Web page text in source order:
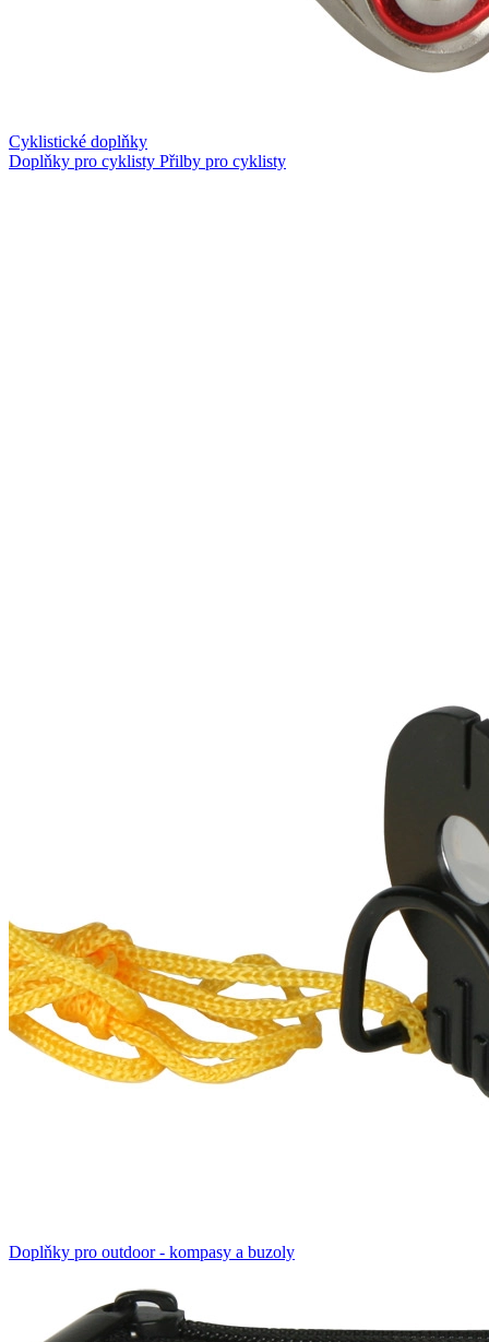
Cyklistické doplňky
Doplňky pro cyklisty Přilby pro cyklisty
Doplňky pro outdoor - kompasy a buzoly